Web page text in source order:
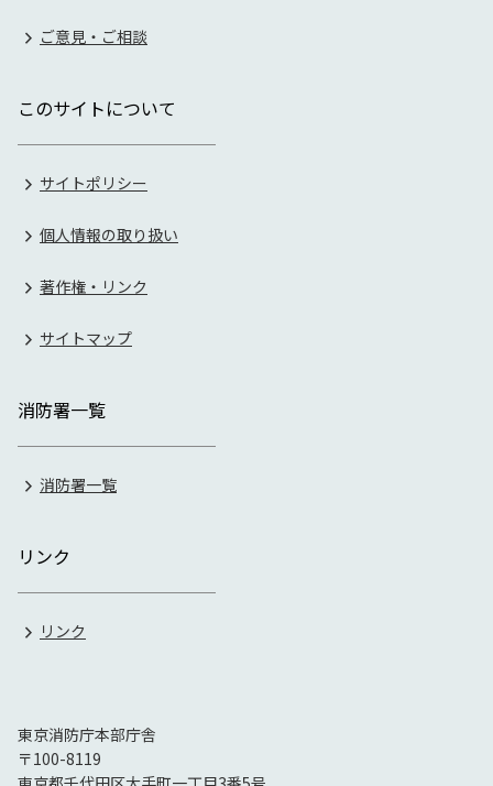
ご意見・ご相談
このサイトについて
サイトポリシー
個人情報の取り扱い
著作権・リンク
サイトマップ
消防署一覧
消防署一覧
リンク
リンク
東京消防庁本部庁舎
〒100-8119